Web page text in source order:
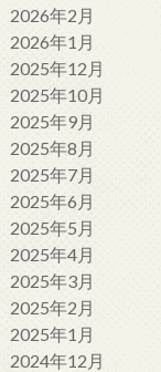
2026年2月
2026年1月
2025年12月
2025年10月
2025年9月
2025年8月
2025年7月
2025年6月
2025年5月
2025年4月
2025年3月
2025年2月
2025年1月
2024年12月